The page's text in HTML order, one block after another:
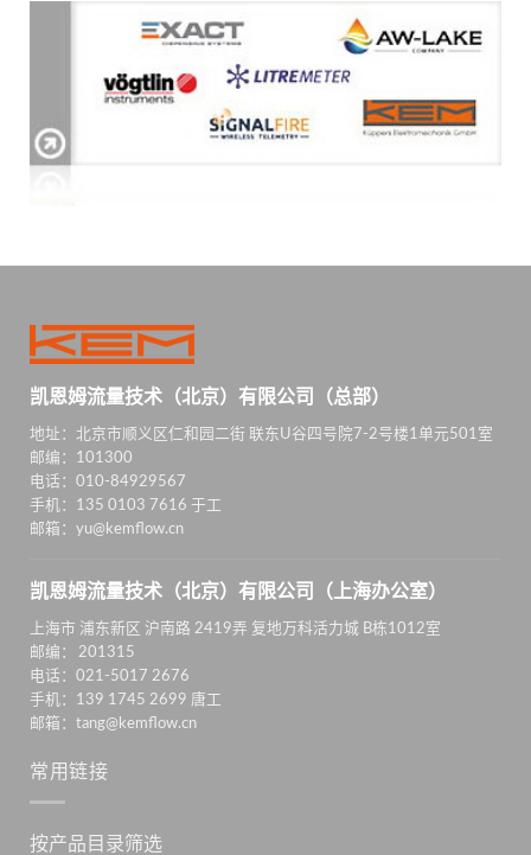
凯恩姆流量技术（北京）有限公司（总部）
地址：北京市顺义区仁和园二街 联东U谷四号院7-2号楼1单元501室
邮编：101300
电话：010-84929567
手机：135 0103 7616 于工
邮箱：yu@kemflow.cn
凯恩姆流量技术（北京）有限公司（上海办公室）
上海市 浦东新区 沪南路 2419弄 复地万科活力城 B栋1012室
邮编： 201315
电话：021-5017 2676
手机：139 1745 2699 唐工
邮箱：tang@kemflow.cn
常用链接
按产品目录筛选